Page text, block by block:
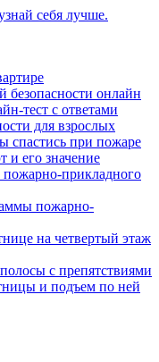
себя лучше.
безопасности онлайн
тест с ответами
для взрослых
спастись при пожаре
и его значение
прикладного
пожарно-
на четвертый этаж
с препятствиями
и подъем по ней